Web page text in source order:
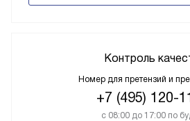
Контроль
Номер для претензий и
+7 (495) 120-
с 08:00 до 17:00 по